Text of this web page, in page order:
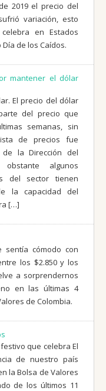
2019 el precio del
variación, esto
en Estados
de los Caídos.
mantener el dólar
El precio del dólar
del precio que
semanas, sin
de precios fue
la Dirección del
algunos
del sector tienen
la capacidad del
[…]
sentía cómodo con
los $2.850 y los
a sorprendernos
en las últimas 4
de Colombia.
que celebra El
de nuestro país
la Bolsa de Valores
de los últimos 11